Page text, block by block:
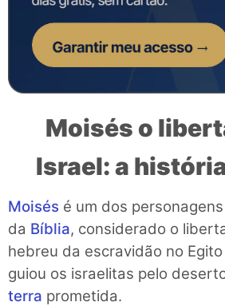
Moisés o
Israel: a
Moisés é um dos
da Bíblia, considerado o
hebreu da escravidão no
guiou os israelitas pelo
terra prometida.